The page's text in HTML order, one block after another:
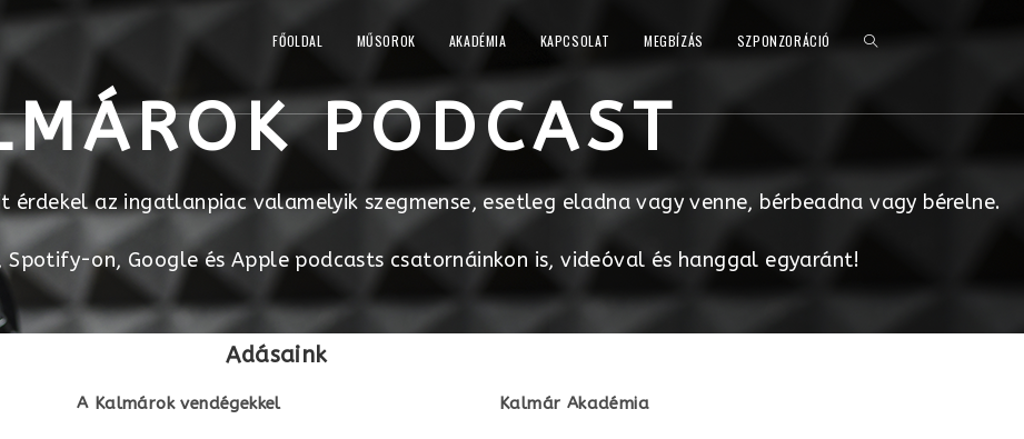
FŐOLDAL MŰSOROK AKADÉMIA KAPCSOLAT MEGBÍZÁS SZPONZORÁCIÓ
PODCAST
az ingatlanpiac valamelyik szegmense, esetleg eladna vagy venne, bérbeadna vagy bérelne.
on, Google és Apple podcasts csatornáinkon is, videóval és hanggal egyaránt!
Adásaink
A Kalmárok vendégekkel Kalmár Akadémia